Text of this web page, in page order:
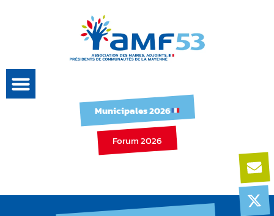
Municipales 2026
Forum 2026